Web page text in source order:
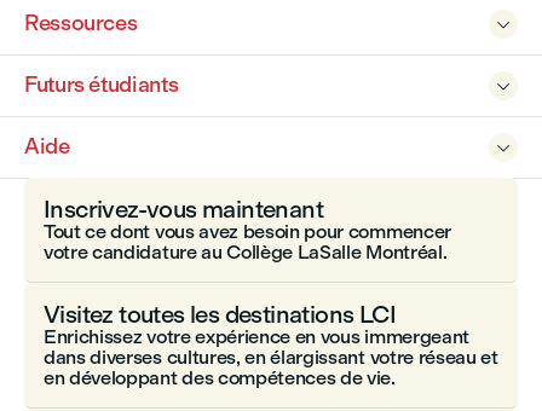

Ressources

Futurs étudiants

Aide
Inscrivez-vous maintenant
Tout ce dont vous avez besoin pour commencer
votre candidature au Collège LaSalle Montréal.
Visitez toutes les destinations LCI
Enrichissez votre expérience en vous immergeant
dans diverses cultures, en élargissant votre réseau et
en développant des compétences de vie.